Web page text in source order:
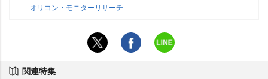
オリコン・モニターリサーチ
関連特集